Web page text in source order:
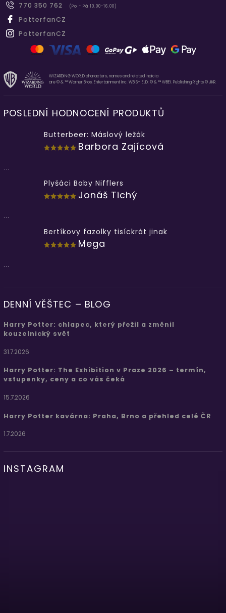
770 350 762
(Po - Pá 10.00-16.00)
PotterfanCZ
PotterfanCZ
WIZARDING WORLD characters, names and related indicia
are © & ™ Warner Bros. Entertainment Inc. WB SHIELD: © & ™ WBEI. Publishing Rights © JKR.
POSLEDNÍ HODNOCENÍ PRODUKTŮ
Butterbeer: Máslový ležák
Barbora Zajícová
...
Plyšáci Baby Nifflers
Jonáš Tichý
...
Bertíkovy fazolky tisíckrát jinak
Mega
...
DENNÍ VĚŠTEC – BLOG
Harry Potter: chlapec, který přežil a změnil
kouzelnický svět
31.7.2026
Harry Potter: The Exhibition v Praze 2026 – termín,
vstupenky, ceny a co vás čeká
15.7.2026
Harry Potter kavárna: Praha, Brno a přehled celé ČR
1.7.2026
INSTAGRAM